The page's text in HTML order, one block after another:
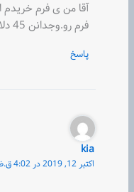
آقا من ی فرم خریدم
فرم رو.وجدانن 45 دلار هم پول دادم واسش
پاسخ
kia
اکتبر 12, 2019 در 4:02 ق.ظ